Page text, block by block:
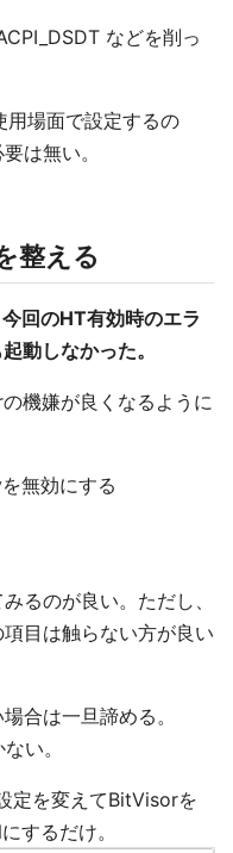
などを削っ
場面で設定するの
は無い。
整える
今回のHT有効時のエラ
動しなかった。
機嫌が良くなるように
無効にする
るのが良い。ただし、
目は触らない方が良い
合は一旦諦める。
い。
定を変えてBitVisorを
するだけ。